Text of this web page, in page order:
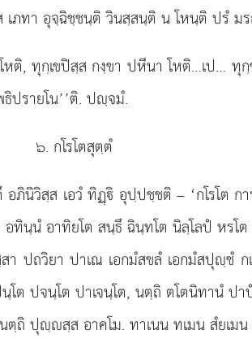
ทา อุจฺฉิชฺชนฺติ วินสฺสนฺติ น โหนฺติ ปรํ มรณ
โหติ, ทุกฺเขปิสฺส กงฺขา ปหีนา โหติ…เป…
ปรายโน’’ติ. ปฺจมํ.
๖. กโรโตสุตฺตํ
นิวิสฺส เอวํ ทิฏฺิ อุปฺปชฺชติ – ‘กโรโต ก
นฺนํ อาทิยโต สนฺธึ ฉินฺทโต นิลฺโลปํ หรโต
ปถวิยา ปาเณ เอกมํสขลํ เอกมํสปุฺชํ
นฺโต ปจนฺโต ปาเจนฺโต, นตฺถิ ตโตนิทานํ
ถิ ปุฺสฺส อาคโม. ทาเนน ทเมน สํยเ